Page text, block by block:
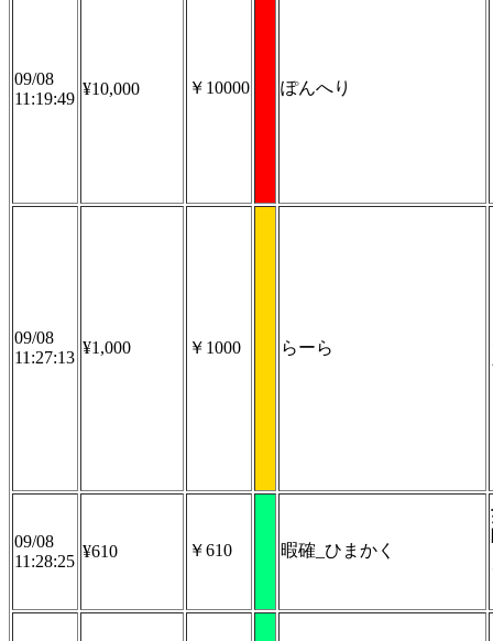
09/08
11:19:49
¥10,000 ￥10000 ぽんへり
09/08
11:27:13
¥1,000 ￥1000 らーら
09/08
11:28:25
¥610 ￥610 暇確_ひまかく